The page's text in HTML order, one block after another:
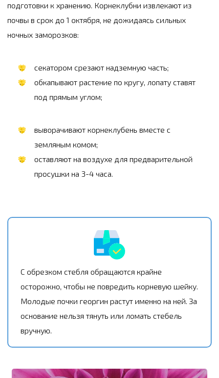
подготовки к хранению. Корнеклубни извлекают из
почвы в срок до 1 октября, не дожидаясь сильных
ночных заморозков:
секатором срезают надземную часть;
обкапывают растение по кругу, лопату ставят
под прямым углом;
выворачивают корнеклубень вместе с
земляным комом;
оставляют на воздухе для предварительной
просушки на 3-4 часа.
С обрезком стебля обращаются крайне
осторожно, чтобы не повредить корневую шейку.
Молодые почки георгин растут именно на ней. За
основание нельзя тянуть или ломать стебель
вручную.